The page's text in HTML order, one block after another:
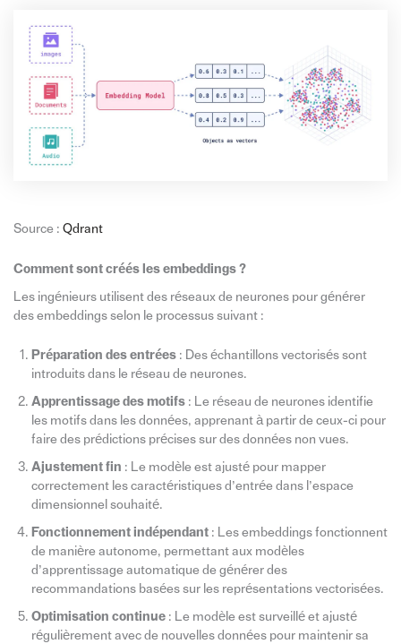
Source : Qdrant
Comment sont créés les embeddings ?
Les ingénieurs utilisent des réseaux de neurones pour générer
des embeddings selon le processus suivant :
Préparation des entrées: Des échantillons vectorisés sont
introduits dans le réseau de neurones.
Apprentissage des motifs: Le réseau de neurones identifie
les motifs dans les données, apprenant à partir de ceux-ci pour
faire des prédictions précises sur des données non vues.
Ajustement fin : Le modèle est ajusté pour mapper
correctement les caractéristiques d’entrée dans l’espace
dimensionnel souhaité.
Fonctionnement indépendant: Les embeddings fonctionnent
de manière autonome, permettant aux modèles
d’apprentissage automatique de générer des
recommandations basées sur les représentations vectorisées.
Optimisation continue: Le modèle est surveillé et ajusté
régulièrement avec de nouvelles données pour maintenir sa